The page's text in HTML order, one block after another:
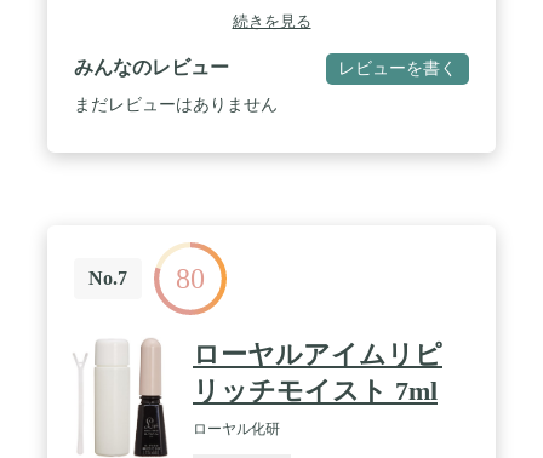
ーズ独自の設計となっています。 / 【美容クリニッ
クでも好評】：多くの美容クリニックでもこの商品
は高い評価を受けており、信頼性と実績がありま
す。 / 【シミュレーション可能なスティック付
き】：商品にはシミュレーションができるスティッ
ぶたが分厚くて重い、目が浮腫んだ時、簡単に二重
を作りたいという日常のお悩みを持つ方に特におす
すめです。
続きを見る
みんなのレビュー レビューを書く
まだレビューはありません
No.7 80
ローヤルアイムリピ
リッチモイスト 7ml
ローヤル化研